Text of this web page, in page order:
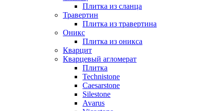
Плитка из сланца
Травертин
Плитка из травертина
Оникс
Плитка из оникса
Кварцит
Кварцевый агломерат
Плитка
Technistone
Caesarstone
Silestone
Avarus